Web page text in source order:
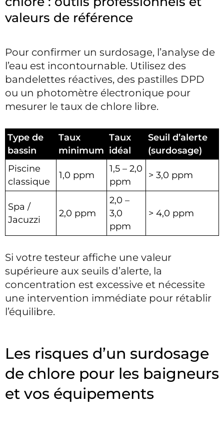
valeurs de référence
Pour confirmer un surdosage, l’analyse de
l’eau est incontournable. Utilisez des
bandelettes réactives, des pastilles DPD
ou un photomètre électronique pour
mesurer le taux de chlore libre.
Type de
bassin
Taux
minimum
Taux
idéal
Seuil d’alerte
(surdosage)
Piscine
classique
1,0 ppm
1,5 – 2,0
ppm
> 3,0 ppm
Spa /
Jacuzzi
2,0 ppm
2,0 –
3,0
ppm
> 4,0 ppm
Si votre testeur affiche une valeur
supérieure aux seuils d’alerte, la
concentration est excessive et nécessite
une intervention immédiate pour rétablir
l’équilibre.
Les risques d’un surdosage
de chlore pour les baigneurs
et vos équipements